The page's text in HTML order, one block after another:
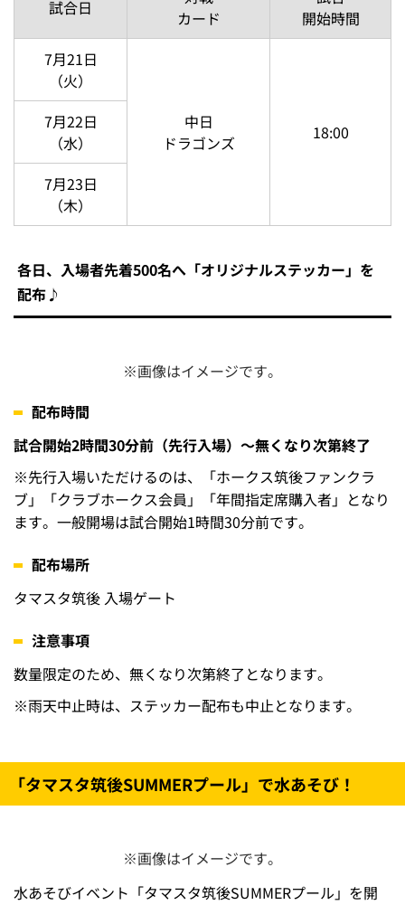
チケット料金
500円（税込）
※購入・発券場所により別途手数料が発生する場合がござ
います。
※画像はすべてイメージです。
【ウェルカム☆ビジターデー】7月の開催情報☆
7月の「ウェルカム☆ビジターデー」は7月21日（火）～2
3日（木）の中日ドラゴンズ戦で開催！
予定♪今後の情報をお楽しみに！
開催日程
試合日
対戦
カード
試合
開始時間
7月21日
（火）
7月22日
（木）
配布♪
※画像はイメージです。
配布時間